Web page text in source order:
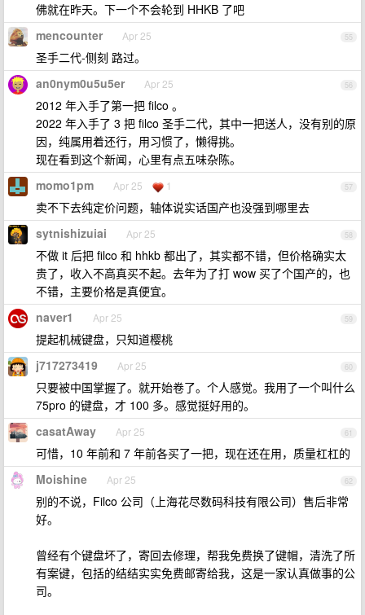
佛就在昨天。下一个不会轮到 HHKB 了吧
55
mencounter Apr 25
圣手二代-侧刻 路过。
56
an0nym0u5u5er Apr 25
2012 年入手了第一把 filco 。
2022 年入手了 3 把 filco 圣手二代，其中一把送人，没有别的原
因，纯属用着还行，用习惯了，懒得挑。
现在看到这个新闻，心里有点五味杂陈。
57
momo1pm Apr 25 1
卖不下去纯定价问题，轴体说实话国产也没强到哪里去
58
sytnishizuiai Apr 25
不做 it 后把 filco 和 hhkb 都出了，其实都不错，但价格确实太
贵了，收入不高真买不起。去年为了打 wow 买了个国产的，也
不错，主要价格是真便宜。
59
naver1 Apr 25
提起机械键盘，只知道樱桃
60
j717273419 Apr 25
只要被中国掌握了。就开始卷了。个人感觉。我用了一个叫什么
75pro 的键盘，才 100 多。感觉挺好用的。
61
casatAway Apr 25
可惜，10 年前和 7 年前各买了一把，现在还在用，质量杠杠的
62
Moishine Apr 25
别的不说，Filco 公司（上海花尽数码科技有限公司）售后非常
好。
曾经有个键盘坏了，寄回去修理，帮我免费换了键帽，清洗了所
有案键，包括的结结实实免费邮寄给我，这是一家认真做事的公
司。